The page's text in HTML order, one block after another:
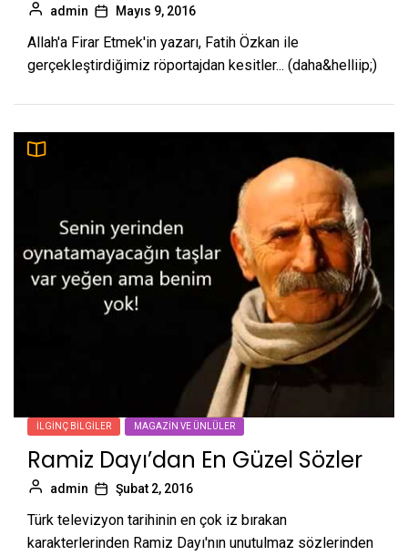
admin Mayıs 9, 2016
Allah'a Firar Etmek'in yazarı, Fatih Özkan ile
gerçekleştirdiğimiz röportajdan kesitler... (daha&helliip;)
İLGINÇ BILGILER MAGAZIN VE ÜNLÜLER
Ramiz Dayı’dan En Güzel Sözler
admin Şubat 2, 2016
Türk televizyon tarihinin en çok iz bırakan
karakterlerinden Ramiz Dayı'nın unutulmaz sözlerinden